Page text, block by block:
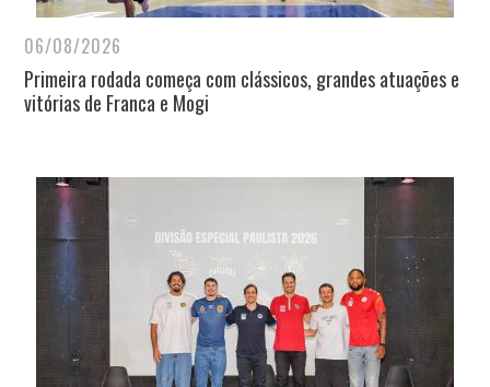
06/08/2026
Primeira rodada começa com clássicos, grandes atuações e
vitórias de Franca e Mogi